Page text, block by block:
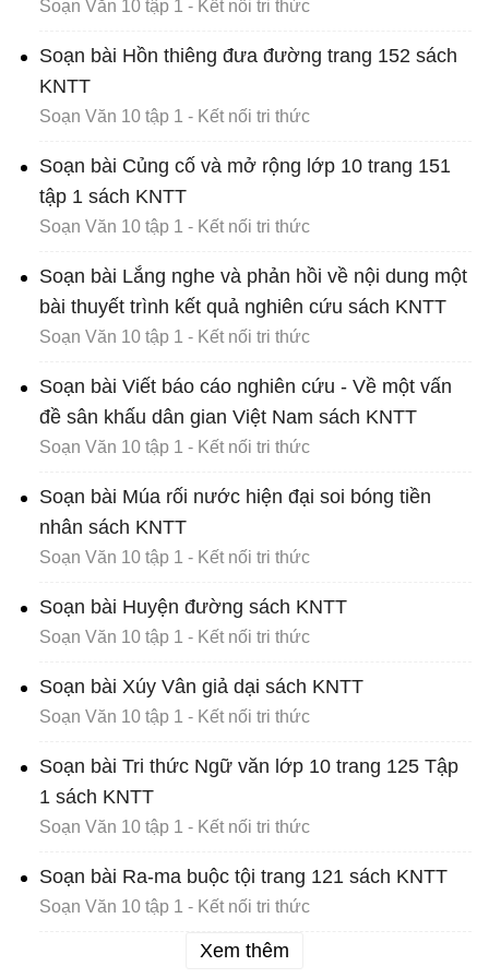
Soạn Văn 10 tập 1 - Kết nối tri thức
Soạn bài Hồn thiêng đưa đường trang 152 sách
KNTT
Soạn Văn 10 tập 1 - Kết nối tri thức
Soạn bài Củng cố và mở rộng lớp 10 trang 151
tập 1 sách KNTT
Soạn Văn 10 tập 1 - Kết nối tri thức
Soạn bài Lắng nghe và phản hồi về nội dung một
bài thuyết trình kết quả nghiên cứu sách KNTT
Soạn Văn 10 tập 1 - Kết nối tri thức
Soạn bài Viết báo cáo nghiên cứu - Về một vấn
đề sân khấu dân gian Việt Nam sách KNTT
Soạn Văn 10 tập 1 - Kết nối tri thức
Soạn bài Múa rối nước hiện đại soi bóng tiền
nhân sách KNTT
Soạn Văn 10 tập 1 - Kết nối tri thức
Soạn bài Huyện đường sách KNTT
Soạn Văn 10 tập 1 - Kết nối tri thức
Soạn bài Xúy Vân giả dại sách KNTT
Soạn Văn 10 tập 1 - Kết nối tri thức
Soạn bài Tri thức Ngữ văn lớp 10 trang 125 Tập
1 sách KNTT
Soạn Văn 10 tập 1 - Kết nối tri thức
Soạn bài Ra-ma buộc tội trang 121 sách KNTT
Soạn Văn 10 tập 1 - Kết nối tri thức
Xem thêm